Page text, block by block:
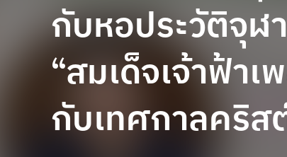
กับหอประวัติจุฬ
“สมเด็จเจ้าฟ้าเ
กับเทศกาลคริส